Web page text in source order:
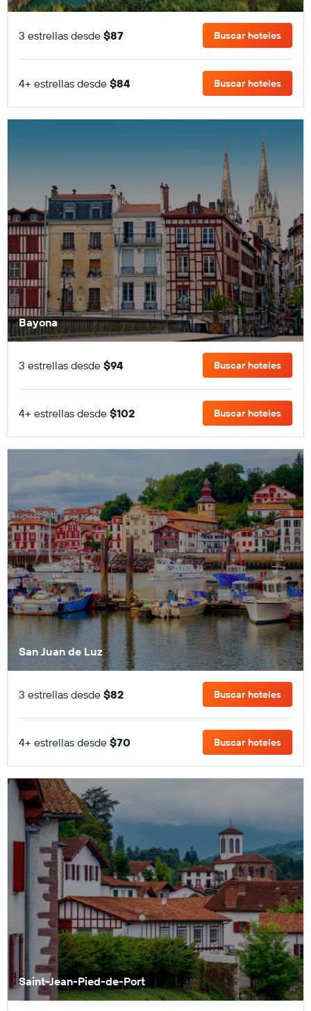
3 estrellas desde $87 Buscar hoteles
4+ estrellas desde $84 Buscar hoteles
Bayona
3 estrellas desde $94 Buscar hoteles
4+ estrellas desde $102 Buscar hoteles
San Juan de Luz
3 estrellas desde $82 Buscar hoteles
4+ estrellas desde $70 Buscar hoteles
Saint-Jean-Pied-de-Port